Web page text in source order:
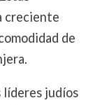
creciente
de
líderes judíos